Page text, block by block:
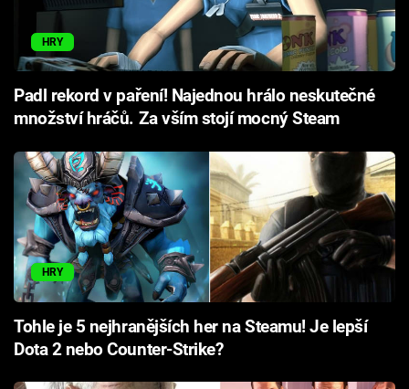
Přihlášení
Sledujte nás
HRY
Padl rekord v paření! Najednou hrálo neskutečné
množství hráčů. Za vším stojí mocný Steam
HRY
Tohle je 5 nejhranějších her na Steamu! Je lepší
Dota 2 nebo Counter-Strike?